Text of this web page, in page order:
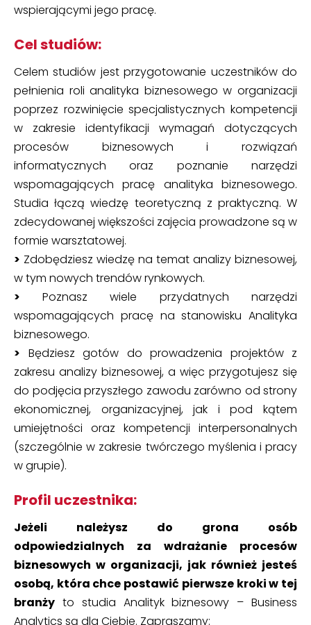
wspierającymi jego pracę.
Cel studiów:
Celem studiów jest przygotowanie uczestników do
pełnienia roli analityka biznesowego w organizacji
poprzez rozwinięcie specjalistycznych kompetencji
w zakresie identyfikacji wymagań dotyczących
procesów biznesowych i rozwiązań
informatycznych oraz poznanie narzędzi
wspomagających pracę analityka biznesowego.
Studia łączą wiedzę teoretyczną z praktyczną. W
zdecydowanej większości zajęcia prowadzone są w
formie warsztatowej.
> Zdobędziesz wiedzę na temat analizy biznesowej,
w tym nowych trendów rynkowych.
> Poznasz wiele przydatnych narzędzi
wspomagających pracę na stanowisku Analityka
biznesowego.
> Będziesz gotów do prowadzenia projektów z
zakresu analizy biznesowej, a więc przygotujesz się
do podjęcia przyszłego zawodu zarówno od strony
ekonomicznej, organizacyjnej, jak i pod kątem
umiejętności oraz kompetencji interpersonalnych
(szczególnie w zakresie twórczego myślenia i pracy
w grupie).
Profil uczestnika:
Jeżeli należysz do grona osób
odpowiedzialnych za wdrażanie procesów
biznesowych w organizacji, jak również jesteś
osobą, która chce postawić pierwsze kroki w tej
branży to studia Analityk biznesowy – Business
Analytics są dla Ciebie. Zapraszamy: